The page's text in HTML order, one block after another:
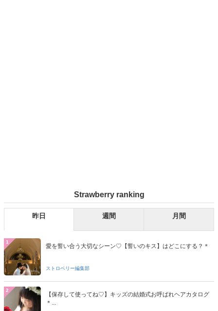
Strawberry ranking
昨日 週間 月間
1
愛を誓い合う大切なシーン♡【誓いのキス】はどこにする？＊
ストロベリー編集部
2
【保存して使ってね♡】キッズの結婚式お呼ばれヘアカタログ
＊...